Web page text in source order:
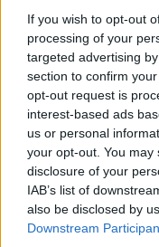
If you wish to opt-out
processing of your
targeted advertising
section to confirm
opt-out request is
interest-based ads
us or personal
your opt-out. You
disclosure of your
IAB’s list of
also be disclosed by
Downstream
Ροή ειδήσεων
19:48
Εξαρθρώθηκε ομάδα
Αθήνα και στην
Ζωγράφου
19:33
Στέγνωσαν οι
19:23